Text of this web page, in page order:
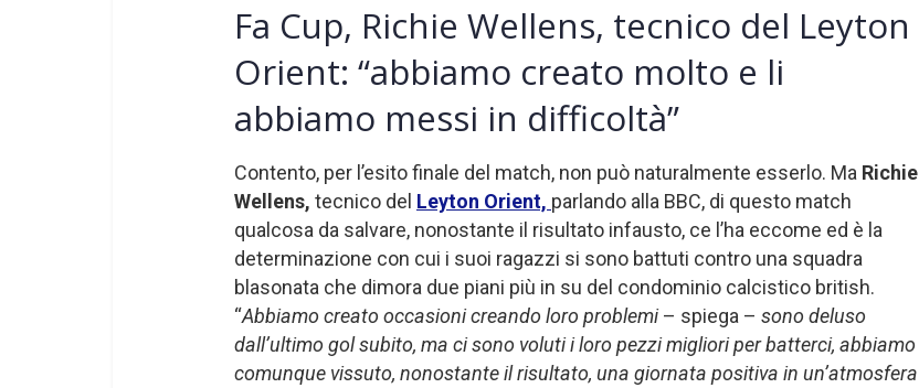
Fa Cup, Richie Wellens, tecnico del Leyton
Orient: “abbiamo creato molto e li
abbiamo messi in difficoltà”
Contento, per l’esito finale del match, non può naturalmente esserlo. Ma Richie
Wellens, tecnico del Leyton Orient, parlando alla BBC, di questo match
qualcosa da salvare, nonostante il risultato infausto, ce l’ha eccome ed è la
determinazione con cui i suoi ragazzi si sono battuti contro una squadra
blasonata che dimora due piani più in su del condominio calcistico british.
“Abbiamo creato occasioni creando loro problemi– spiega – sono deluso
dall’ultimo gol subito, ma ci sono voluti i loro pezzi migliori per batterci, abbiamo
comunque vissuto, nonostante il risultato, una giornata positiva in un’atmosfera